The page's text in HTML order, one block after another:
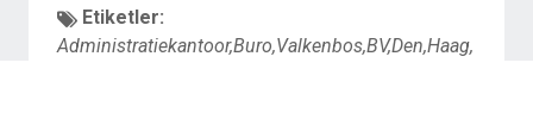
Etiketler:
Administratiekantoor,Buro,Valkenbos,BV,Den,Haag,